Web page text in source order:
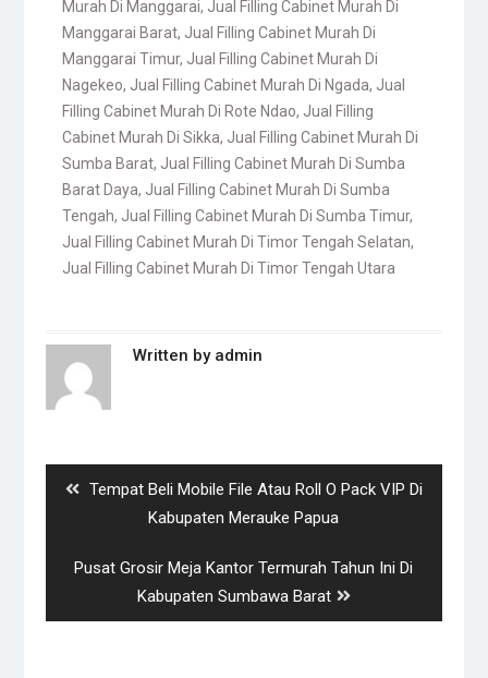
Murah Di Manggarai, Jual Filling Cabinet Murah Di
Manggarai Barat, Jual Filling Cabinet Murah Di
Manggarai Timur, Jual Filling Cabinet Murah Di
Nagekeo, Jual Filling Cabinet Murah Di Ngada, Jual
Filling Cabinet Murah Di Rote Ndao, Jual Filling
Cabinet Murah Di Sikka, Jual Filling Cabinet Murah Di
Sumba Barat, Jual Filling Cabinet Murah Di Sumba
Barat Daya, Jual Filling Cabinet Murah Di Sumba
Tengah, Jual Filling Cabinet Murah Di Sumba Timur,
Jual Filling Cabinet Murah Di Timor Tengah Selatan,
Jual Filling Cabinet Murah Di Timor Tengah Utara
Written by admin
Previous
Tempat Beli Mobile File Atau Roll O Pack VIP Di
Kabupaten Merauke Papua
Next
Pusat Grosir Meja Kantor Termurah Tahun Ini Di
Kabupaten Sumbawa Barat